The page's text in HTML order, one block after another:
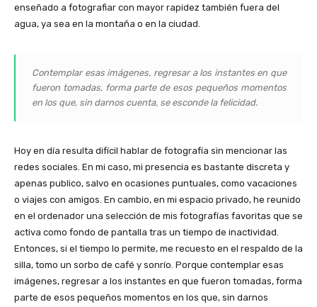
enseñado a fotografiar con mayor rapidez también fuera del
agua, ya sea en la montaña o en la ciudad.
Contemplar esas imágenes, regresar a los instantes en que
fueron tomadas, forma parte de esos pequeños momentos
en los que, sin darnos cuenta, se esconde la felicidad.
Hoy en día resulta difícil hablar de fotografía sin mencionar las
redes sociales. En mi caso, mi presencia es bastante discreta y
apenas publico, salvo en ocasiones puntuales, como vacaciones
o viajes con amigos. En cambio, en mi espacio privado, he reunido
en el ordenador una selección de mis fotografías favoritas que se
activa como fondo de pantalla tras un tiempo de inactividad.
Entonces, si el tiempo lo permite, me recuesto en el respaldo de la
silla, tomo un sorbo de café y sonrío. Porque contemplar esas
imágenes, regresar a los instantes en que fueron tomadas, forma
parte de esos pequeños momentos en los que, sin darnos